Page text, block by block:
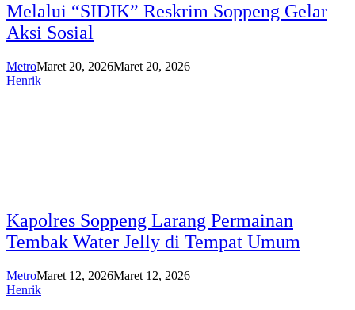
Melalui “SIDIK” Reskrim Soppeng Gelar
Aksi Sosial
MetroMaret 20, 2026Maret 20, 2026
Henrik
Kapolres Soppeng Larang Permainan
Tembak Water Jelly di Tempat Umum
MetroMaret 12, 2026Maret 12, 2026
Henrik